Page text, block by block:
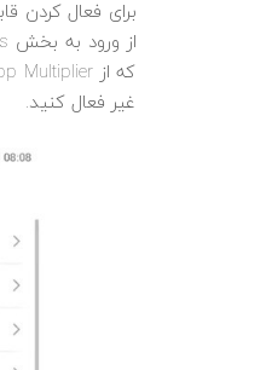
غیر فعال کنید.